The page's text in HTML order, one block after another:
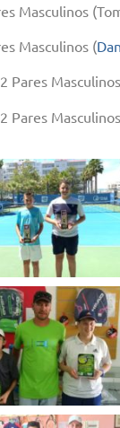
Masculinos
Masculinos (
Pares
Pares